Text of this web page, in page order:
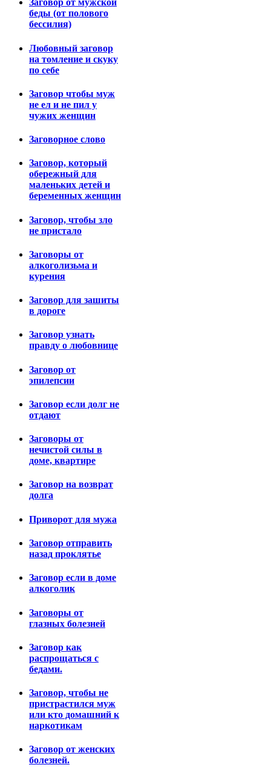
Заговор от мужской
беды (от полового
бессилия)
Любовный заговор
на томление и скуку
по себе
Заговор чтобы муж
не ел и не пил у
чужих женщин
Заговорное слово
Заговор, который
обережный для
маленьких детей и
беременных женщин
Заговор, чтобы зло
не пристало
Заговоры от
алкоголизьма и
курения
Заговор для зашиты
в дороге
Заговор узнать
правду о любовнице
Заговор от
эпилепсии
Заговор если долг не
отдают
Заговоры от
нечистой силы в
доме, квартире
Заговор на возврат
долга
Приворот для мужа
Заговор отправить
назад проклятье
Заговор если в доме
алкоголик
Заговоры от
глазных болезней
Заговор как
распрощаться с
бедами.
Заговор, чтобы не
пристрастился муж
или кто домашний к
наркотикам
Заговор от женских
болезней.